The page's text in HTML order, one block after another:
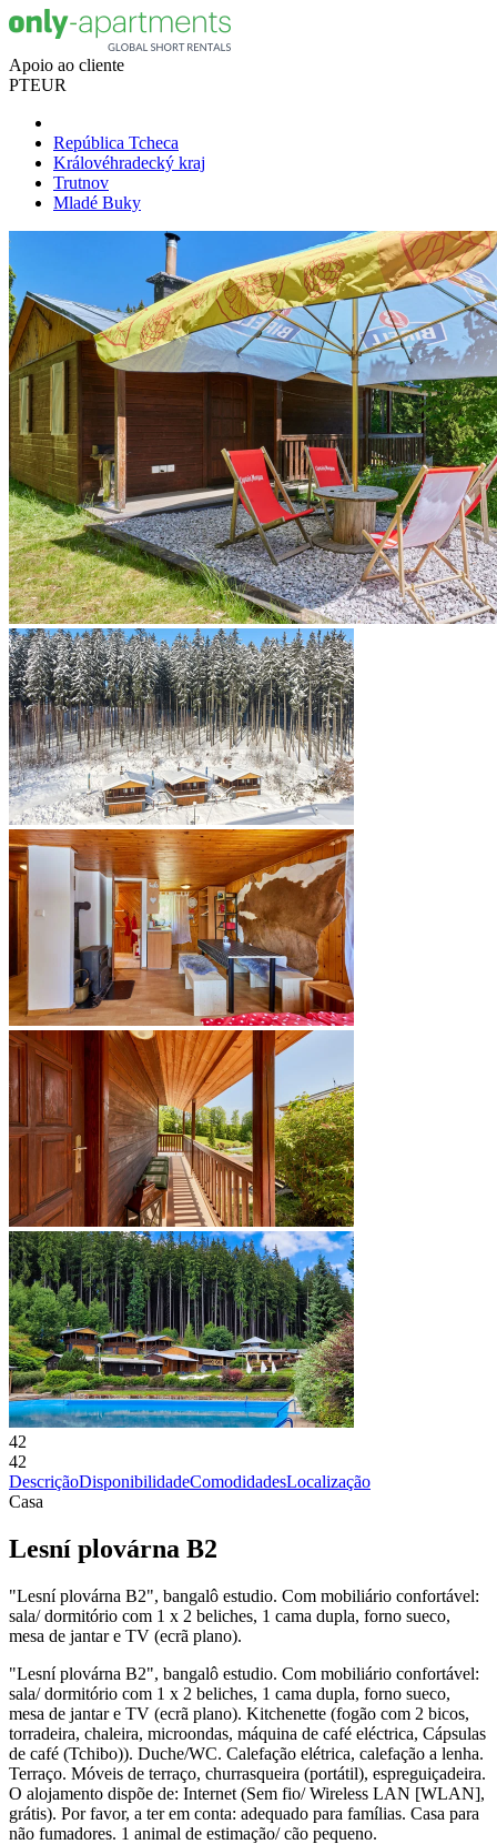
Apoio ao cliente
PTEUR
República Tcheca
Královéhradecký kraj
Trutnov
Mladé Buky
42
42
DescriçãoDisponibilidadeComodidadesLocalização
Casa
Lesní plovárna B2
"Lesní plovárna B2", bangalô estudio. Com mobiliário confortável:
sala/ dormitório com 1 x 2 beliches, 1 cama dupla, forno sueco,
mesa de jantar e TV (ecrã plano).
"Lesní plovárna B2", bangalô estudio. Com mobiliário confortável:
sala/ dormitório com 1 x 2 beliches, 1 cama dupla, forno sueco,
mesa de jantar e TV (ecrã plano). Kitchenette (fogão com 2 bicos,
torradeira, chaleira, microondas, máquina de café eléctrica, Cápsulas
de café (Tchibo)). Duche/WC. Calefação elétrica, calefação a lenha.
Terraço. Móveis de terraço, churrasqueira (portátil), espreguiçadeira.
O alojamento dispõe de: Internet (Sem fio/ Wireless LAN [WLAN],
grátis). Por favor, a ter em conta: adequado para famílias. Casa para
não fumadores. 1 animal de estimação/ cão pequeno.